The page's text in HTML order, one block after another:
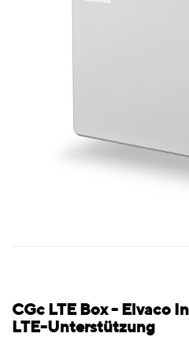
CGc LTE Box - Elvaco
LTE-Unterstützung